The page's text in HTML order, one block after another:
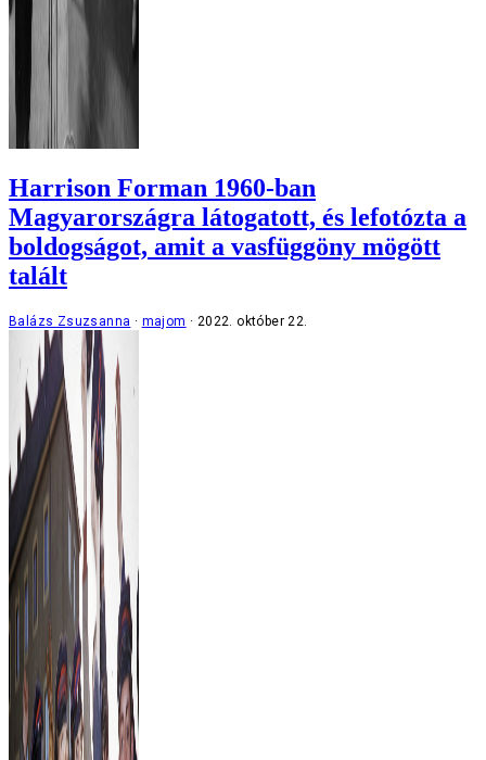
Harrison Forman 1960-ban
Magyarországra látogatott, és lefotózta a
boldogságot, amit a vasfüggöny mögött
talált
Balázs Zsuzsanna majom 2022. október 22.